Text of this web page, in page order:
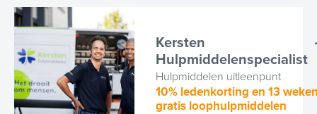
Kersten
Hulpmiddelenspecialist
Hulpmiddelen uitleenpunt
10% ledenkorting en 13
gratis loophulpmiddelen